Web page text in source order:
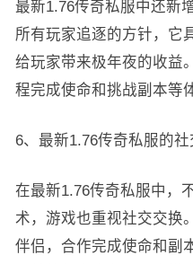
最新1.76传奇私服中还新
所有玩家追逐的方针，它
给玩家带来极年夜的收益
程完成使命和挑战副本等
6、最新1.76传奇私服的社
在最新1.76传奇私服中，
术，游戏也重视社交交换
伴侣，合作完成使命和副